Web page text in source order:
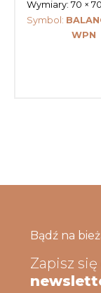
Wymiary:70 ×
Symbol:
WPN
Bądź na
Zapisz